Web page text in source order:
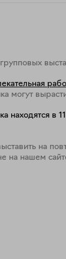
могут
находятся в
на
на нашем